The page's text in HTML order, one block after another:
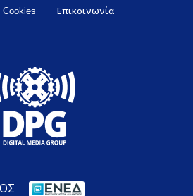
Cookies Επικοινωνία